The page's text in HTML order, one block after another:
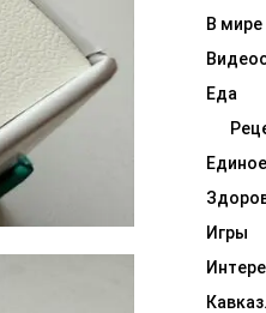
В мире
Еда
Игры